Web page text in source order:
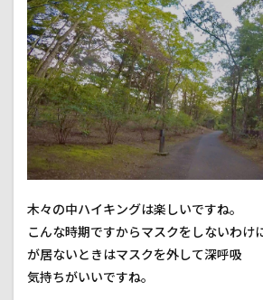
木々の中ハイキングは楽しいですね。
こんな時期ですからマスクをしないわけ
が居ないときはマスクを外して深呼吸
気持ちがいいですね。